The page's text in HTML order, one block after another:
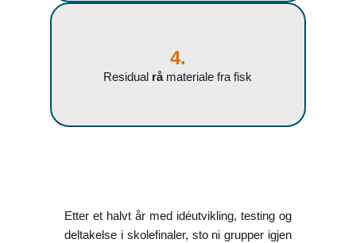
4.
Residual råmateriale fra fisk
Etter et halvt år med idéutvikling, testing og
deltakelse i skolefinaler, sto ni grupper igjen